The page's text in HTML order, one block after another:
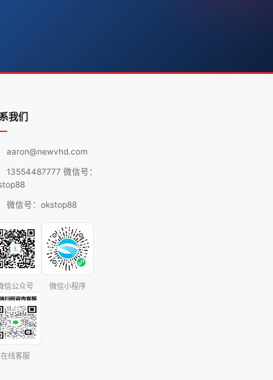
我们
aaron@newvhd.com
13554487777 微信号：
微信号：okstop88
信公众号 微信小程序
在线客服